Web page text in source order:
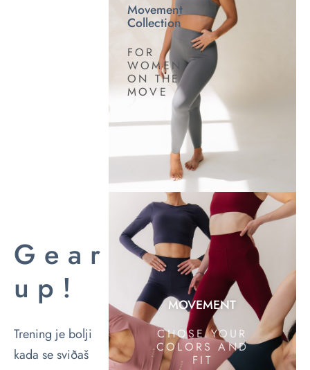
Gear
up!
Trening je bolji
kada se sviðaš
Movement
Collection
FOR
WOMEN
ON THE
MOVE
MOVEMENT
CHOSE YOUR
COLORS AND
FIT